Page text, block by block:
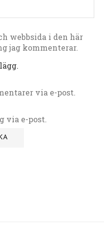
webbsida i den här
jag kommenterar.
via e-post.
via e-post.